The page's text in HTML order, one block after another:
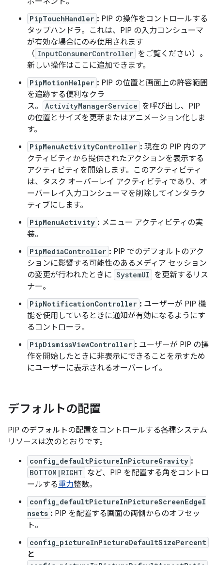
PipTouchHandler : PIP の操作をコントロールする
タップハンドラ。これは、PIP の入力コンシューマ
が有効な場合にのみ使用されます
（ InputConsumerController をご覧ください）。
新しい操作はここに追加できます。
PipMotionHelper : PIP の位置と画面上の許容範囲
を追跡する便利なクラ
ス。
ActivityManagerService を呼び出し、PIP
の位置とサイズを更新またはアニメーション化しま
す。
PipMenuActivityController : 現在の PIP 内のア
クティビティから提供されたアクションを表示する
アクティビティを開始します。このアクティビティ
は、タスク オーバーレイ アクティビティであり、オ
ーバーレイ入力コンシューマを削除してインタラク
ティブにします。
PipMenuActivity : メニュー アクティビティの実
装。
PipMediaController : PIP でのデフォルトのアク
ションに影響する可能性のあるメディア セッション
の変更が行われたときに SystemUI を更新するリス
ナー。
PipNotificationController : ユーザーが PIP 機
能を使用しているときに通知が有効になるようにす
るコントローラ。
PipDismissViewController : ユーザーが PIP の操
作を開始したときに非表示にできることを示すため
にユーザーに表示されるオーバーレイ。
デフォルトの配置
PIP のデフォルトの配置をコントロールする各種システム
リソースは次のとおりです。
config_defaultPictureInPictureGravity :
BOTTOM|RIGHT など、PIP を配置する角をコントロ
ールする重力整数。
config_defaultPictureInPictureScreenEdgeI
nsets : PIP を配置する画面の両側からのオフセッ
ト。
config_pictureInPictureDefaultSizePercent
と